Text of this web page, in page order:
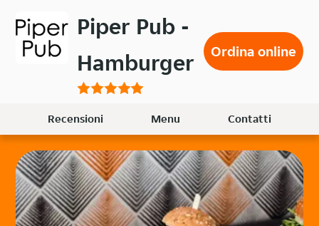
contenuto
principale
Piper Pub -
Hamburger
Ordina online
Recensioni Menu Contatti